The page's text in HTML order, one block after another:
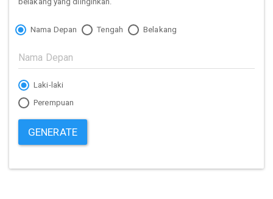
Nama Depan Tengah Belakang
Laki-laki
Perempuan
GENERATE